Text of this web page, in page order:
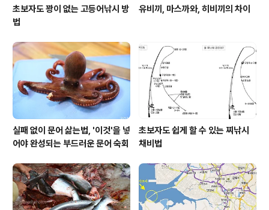
초보자도 꽝이 없는 고등어낚시 방
법
유비끼, 마스까와, 히비끼의 차이
실패 없이 문어 삶는법, '이것'을 넣
어야 완성되는 부드러운 문어 숙회
초보자도 쉽게 할 수 있는 찌낚시
채비법